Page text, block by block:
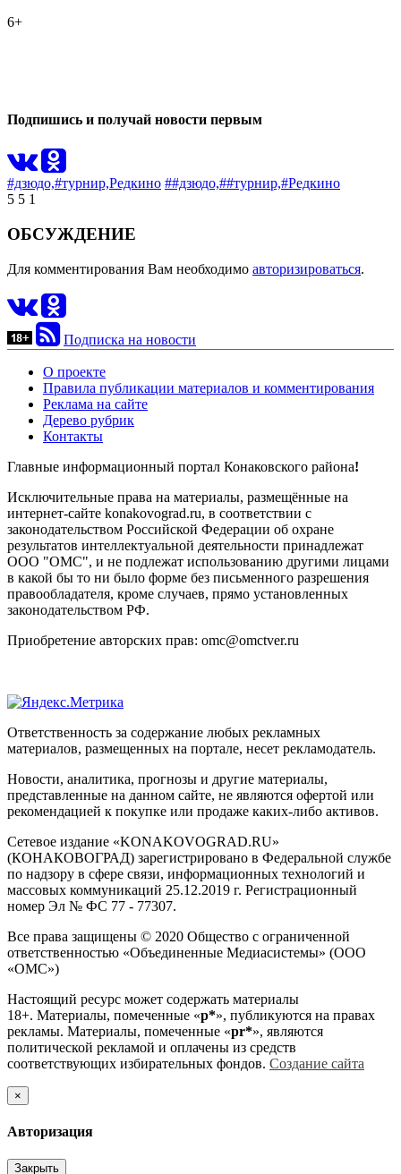
6+
Подпишись и получай новости первым
#дзюдо,#турнир,Редкино ##дзюдо,##турнир,#Редкино
5 5 1
ОБСУЖДЕНИЕ
Для комментирования Вам необходимо авторизироваться.
Подписка на новости
О проекте
Правила публикации материалов и комментирования
Реклама на сайте
Дерево рубрик
Контакты
Главные информационный портал Конаковского района!
Исключительные права на материалы, размещённые на
интернет-сайте konakovograd.ru, в соответствии с
законодательством Российской Федерации об охране
результатов интеллектуальной деятельности принадлежат
ООО "ОМС", и не подлежат использованию другими лицами
в какой бы то ни было форме без письменного разрешения
правообладателя, кроме случаев, прямо установленных
законодательством РФ.
Приобретение авторских прав: omc@omctver.ru
Ответственность за содержание любых рекламных
материалов, размещенных на портале, несет рекламодатель.
Новости, аналитика, прогнозы и другие материалы,
представленные на данном сайте, не являются офертой или
рекомендацией к покупке или продаже каких-либо активов.
Сетевое издание «KONAKOVOGRAD.RU»
(КОНАКОВОГРАД) зарегистрировано в Федеральной службе
по надзору в сфере связи, информационных технологий и
массовых коммуникаций 25.12.2019 г. Регистрационный
номер Эл № ФС 77 - 77307.
Все права защищены © 2020 Общество с ограниченной
ответственностью «Объединенные Медиасистемы» (ООО
«ОМС»)
Настоящий ресурс может содержать материалы
18+. Материалы, помеченные «р*», публикуются на правах
рекламы. Материалы, помеченные «рr*», являются
политической рекламой и оплачены из средств
соответствующих избирательных фондов. Создание сайта
×
Авторизация
Закрыть